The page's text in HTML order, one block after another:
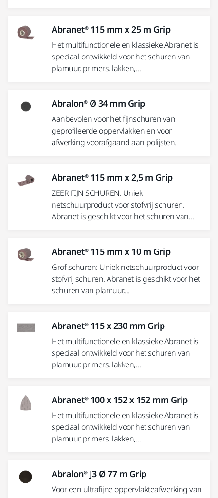
Abranet® 115 mm x 25 m Grip
Het multifunctionele en klassieke Abranet is
speciaal ontwikkeld voor het schuren van
plamuur, primers, lakken,...
Abralon® Ø 34 mm Grip
Aanbevolen voor het fijnschuren van
geprofileerde oppervlakken en voor
afwerking voorafgaand aan polijsten.
Abranet® 115 mm x 2,5 m Grip
ZEER FIJN SCHUREN: Uniek
netschuurproduct voor stofvrij schuren.
Abranet is geschikt voor het schuren van...
Abranet® 115 mm x 10 m Grip
Grof schuren: Uniek netschuurproduct voor
stofvrij schuren. Abranet is geschikt voor het
schuren van plamuur,...
Abranet® 115 x 230 mm Grip
Het multifunctionele en klassieke Abranet is
speciaal ontwikkeld voor het schuren van
plamuur, primers, lakken,...
Abranet® 100 x 152 x 152 mm Grip
Het multifunctionele en klassieke Abranet is
speciaal ontwikkeld voor het schuren van
plamuur, primers, lakken,...
Abralon® J3 Ø 77 m Grip
Voor een ultrafijne oppervlakteafwerking van